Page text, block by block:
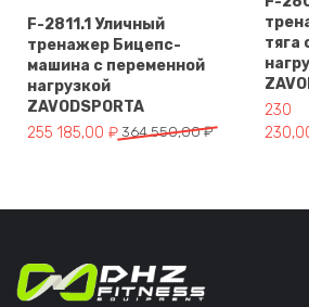
F-2811.1 Уличный
тренажер Бицепс-
машина с переменной
нагрузкой
ZAVODSPORTA
364 550,00₽
Первоначальная цена составляла
255 185,00 ₽
Текущая цена: 255 185,00 ₽.
тяга
230